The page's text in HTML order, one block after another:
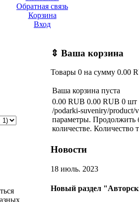
Обратная связь
Корзина
Вход
⇕ Ваша корзина
Товары 0 на сумму 0.00
Ваша корзина пуста
0.00 RUB 0.00 RUB 0 шт
/podarki-suveniry/product/
параметры. Продолжить
количестве. Количество
Новости
18 июль. 2023
Новый раздел